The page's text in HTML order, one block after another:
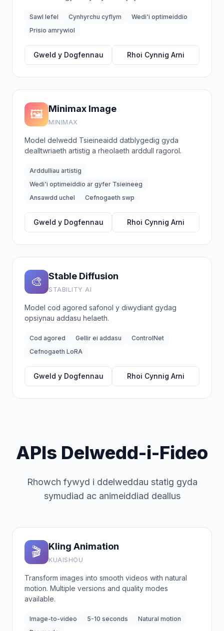
Sawl lefel Cynhyrchu cyflym
Wedi'i optimeiddio
Prisio amrywiol
Gweld y Dogfennau Rhoi Cynnig Arni
🖼️ Minimax Image
MINIMAX
Model delwedd Tsieineaidd datblygedig gyda
dealltwriaeth artistig a rheolaeth arddull ragorol.
Arddulliau artistig
Wedi'i optimeiddio ar gyfer Tsieineeg
Ansawdd uchel
Cefnogaeth swp
Gweld y Dogfennau Rhoi Cynnig Arni
🎨 Stable Diffusion
STABILITY AI
Model cod agored safonol y diwydiant gydag
opsiynau addasu helaeth.
Cod agored Gellir ei addasu
ControlNet
Cefnogaeth LoRA
Gweld y Dogfennau Rhoi Cynnig Arni
APIs Delwedd-i-Fideo
Rhowch fywyd i ddelweddau statig gyda
symudiad ac animeiddiad deallus
🎬 Kling Animation
KUAISHOU
Transform images into smooth videos with natural
motion. Multiple versions and quality modes
available.
Image-to-video 5-10 seconds
Natural motion